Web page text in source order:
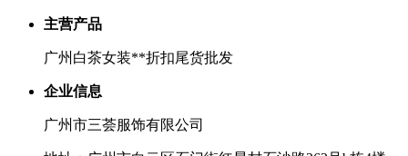
主营产品
广州白茶女装**折扣尾货批发
企业信息
广州市三荟服饰有限公司